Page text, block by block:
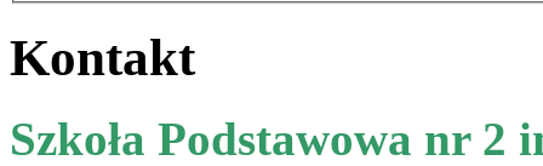
Kontakt
Szkoła Podstawowa nr